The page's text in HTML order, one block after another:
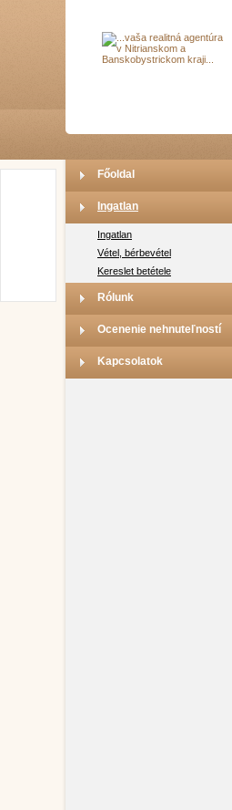
Főoldal
Ingatlan
Ingatlan
Vétel, bérbevétel
Kereslet betétele
Rólunk
Ocenenie nehnuteľností
Kapcsolatok